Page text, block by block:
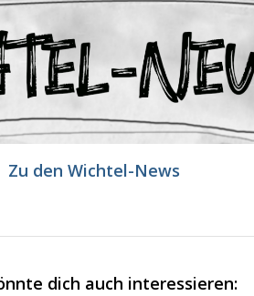
Zu den Wichtel-News
dich auch interessieren: